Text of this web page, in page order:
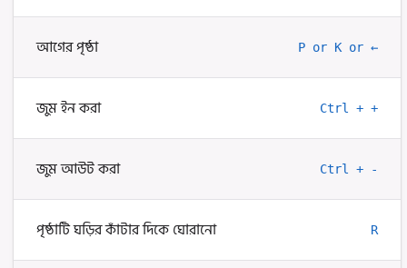
আগের পৃষ্ঠা P or K or ←
জুম ইন করা Ctrl + +
জুম আউট করা Ctrl + -
পৃষ্ঠাটি ঘড়ির কাঁটার দিকে ঘোরানো R